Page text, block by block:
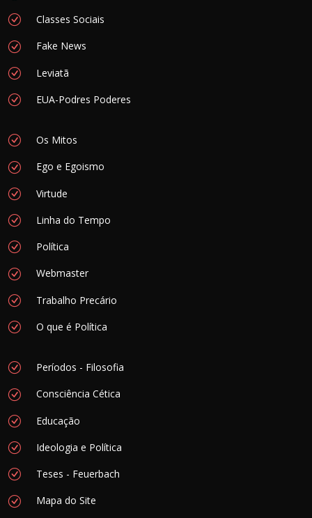
Classes Sociais
Fake News
Leviatã
EUA-Podres Poderes
Os Mitos
Ego e Egoismo
Virtude
Linha do Tempo
Política
Webmaster
Trabalho Precário
O que é Política
Períodos - Filosofia
Consciência Cética
Educação
Ideologia e Política
Teses - Feuerbach
Mapa do Site